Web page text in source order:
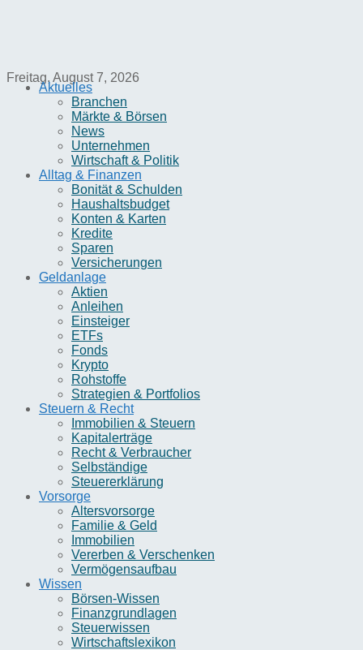
Freitag, August 7, 2026
Aktuelles
Branchen
Märkte & Börsen
News
Unternehmen
Wirtschaft & Politik
Alltag & Finanzen
Bonität & Schulden
Haushaltsbudget
Konten & Karten
Kredite
Sparen
Versicherungen
Geldanlage
Aktien
Anleihen
Einsteiger
ETFs
Fonds
Krypto
Rohstoffe
Strategien & Portfolios
Steuern & Recht
Immobilien & Steuern
Kapitalerträge
Recht & Verbraucher
Selbständige
Steuererklärung
Vorsorge
Altersvorsorge
Familie & Geld
Immobilien
Vererben & Verschenken
Vermögensaufbau
Wissen
Börsen-Wissen
Finanzgrundlagen
Steuerwissen
Wirtschaftslexikon